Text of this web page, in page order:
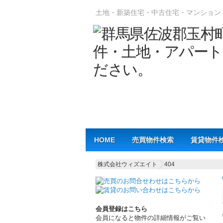
土地・新築住宅・中古住宅・マンショ
HOME 売買物件検索 賃貸物件
株式会社ウィズエイト 404
会員登録はこちら
会員になると物件の詳細情報がご覧い